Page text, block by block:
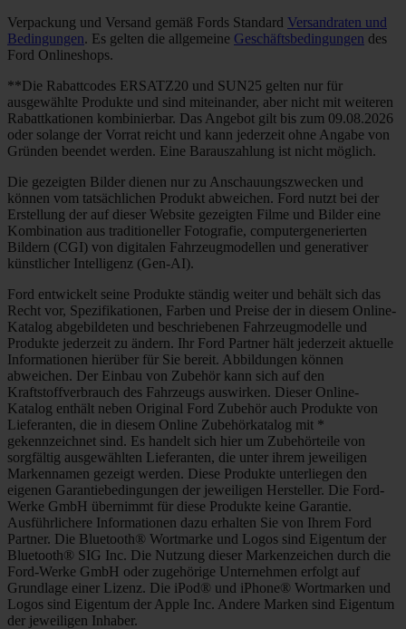
Verpackung und Versand gemäß Fords Standard Versandraten und
Bedingungen. Es gelten die allgemeine Geschäftsbedingungen des
Ford Onlineshops.
**Die Rabattcodes ERSATZ20 und SUN25 gelten nur für
ausgewählte Produkte und sind miteinander, aber nicht mit weiteren
Rabattkationen kombinierbar. Das Angebot gilt bis zum 09.08.2026
oder solange der Vorrat reicht und kann jederzeit ohne Angabe von
Gründen beendet werden. Eine Barauszahlung ist nicht möglich.
Die gezeigten Bilder dienen nur zu Anschauungszwecken und
können vom tatsächlichen Produkt abweichen. Ford nutzt bei der
Erstellung der auf dieser Website gezeigten Filme und Bilder eine
Kombination aus traditioneller Fotografie, computergenerierten
Bildern (CGI) von digitalen Fahrzeugmodellen und generativer
künstlicher Intelligenz (Gen-AI).
Ford entwickelt seine Produkte ständig weiter und behält sich das
Recht vor, Spezifikationen, Farben und Preise der in diesem Online-
Katalog abgebildeten und beschriebenen Fahrzeugmodelle und
Produkte jederzeit zu ändern. Ihr Ford Partner hält jederzeit aktuelle
Informationen hierüber für Sie bereit. Abbildungen können
abweichen. Der Einbau von Zubehör kann sich auf den
Kraftstoffverbrauch des Fahrzeugs auswirken. Dieser Online-
Katalog enthält neben Original Ford Zubehör auch Produkte von
Lieferanten, die in diesem Online Zubehörkatalog mit *
gekennzeichnet sind. Es handelt sich hier um Zubehörteile von
sorgfältig ausgewählten Lieferanten, die unter ihrem jeweiligen
Markennamen gezeigt werden. Diese Produkte unterliegen den
eigenen Garantiebedingungen der jeweiligen Hersteller. Die Ford-
Werke GmbH übernimmt für diese Produkte keine Garantie.
Ausführlichere Informationen dazu erhalten Sie von Ihrem Ford
Partner. Die Bluetooth® Wortmarke und Logos sind Eigentum der
Bluetooth® SIG Inc. Die Nutzung dieser Markenzeichen durch die
Ford-Werke GmbH oder zugehörige Unternehmen erfolgt auf
Grundlage einer Lizenz. Die iPod® und iPhone® Wortmarken und
Logos sind Eigentum der Apple Inc. Andere Marken sind Eigentum
der jeweiligen Inhaber.